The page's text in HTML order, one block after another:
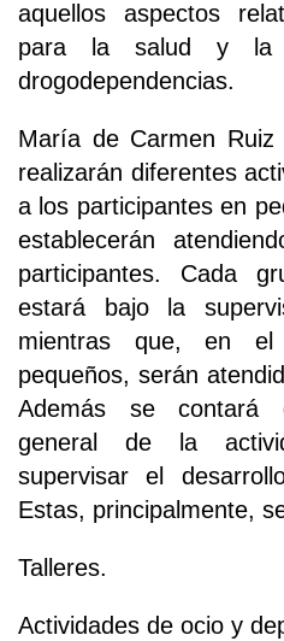
aquellos aspectos
para la salud y la
drogodependencias.
María de Carmen
realizarán diferentes
a los participantes en
establecerán
participantes. Cada
estará bajo la
mientras que, en
pequeños, serán
Además se contará
general de la
supervisar el
Estas, principalmente,
Talleres.
Actividades de ocio y